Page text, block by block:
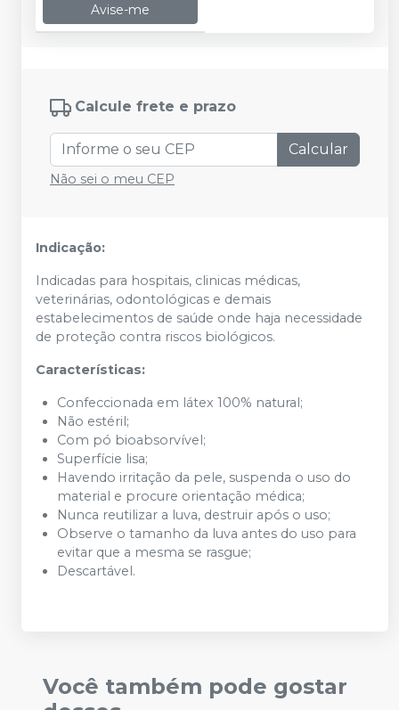
Avise-me
Calcule frete e prazo
Calcular
Não sei o meu CEP
Indicação:
Indicadas para hospitais, clinicas médicas,
veterinárias, odontológicas e demais
estabelecimentos de saúde onde haja necessidade
de proteção contra riscos biológicos.
Características:
Confeccionada em látex 100% natural;
Não estéril;
Com pó bioabsorvível;
Superfície lisa;
Havendo irritação da pele, suspenda o uso do
material e procure orientação médica;
Nunca reutilizar a luva, destruir após o uso;
Observe o tamanho da luva antes do uso para
evitar que a mesma se rasgue;
Descartável.
Você também pode gostar